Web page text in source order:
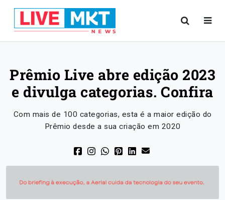
Prêmio Live abre edição 2023
e divulga categorias. Confira
Com mais de 100 categorias, esta é a maior edição do
Prêmio desde a sua criação em 2020